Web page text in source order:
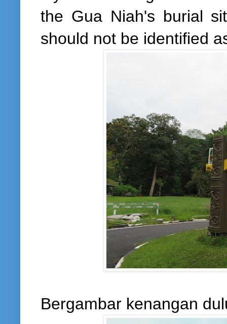
the Gua Niah's burial
should not be identified
Bergambar kenangan